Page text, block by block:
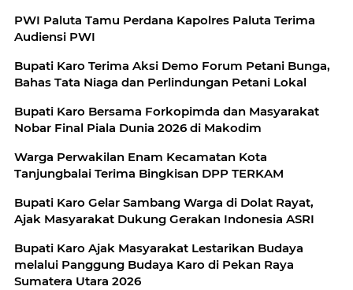
PWI Paluta Tamu Perdana Kapolres Paluta Terima
Audiensi PWI
Bupati Karo Terima Aksi Demo Forum Petani Bunga,
Bahas Tata Niaga dan Perlindungan Petani Lokal
Bupati Karo Bersama Forkopimda dan Masyarakat
Nobar Final Piala Dunia 2026 di Makodim
Warga Perwakilan Enam Kecamatan Kota
Tanjungbalai Terima Bingkisan DPP TERKAM
Bupati Karo Gelar Sambang Warga di Dolat Rayat,
Ajak Masyarakat Dukung Gerakan Indonesia ASRI
Bupati Karo Ajak Masyarakat Lestarikan Budaya
melalui Panggung Budaya Karo di Pekan Raya
Sumatera Utara 2026